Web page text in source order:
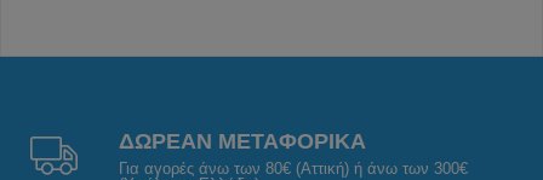
ΔΩΡΕΑΝ ΜΕΤΑΦΟΡΙΚΑ
Για αγορές άνω των 80€ (Αττική) ή άνω των 300€